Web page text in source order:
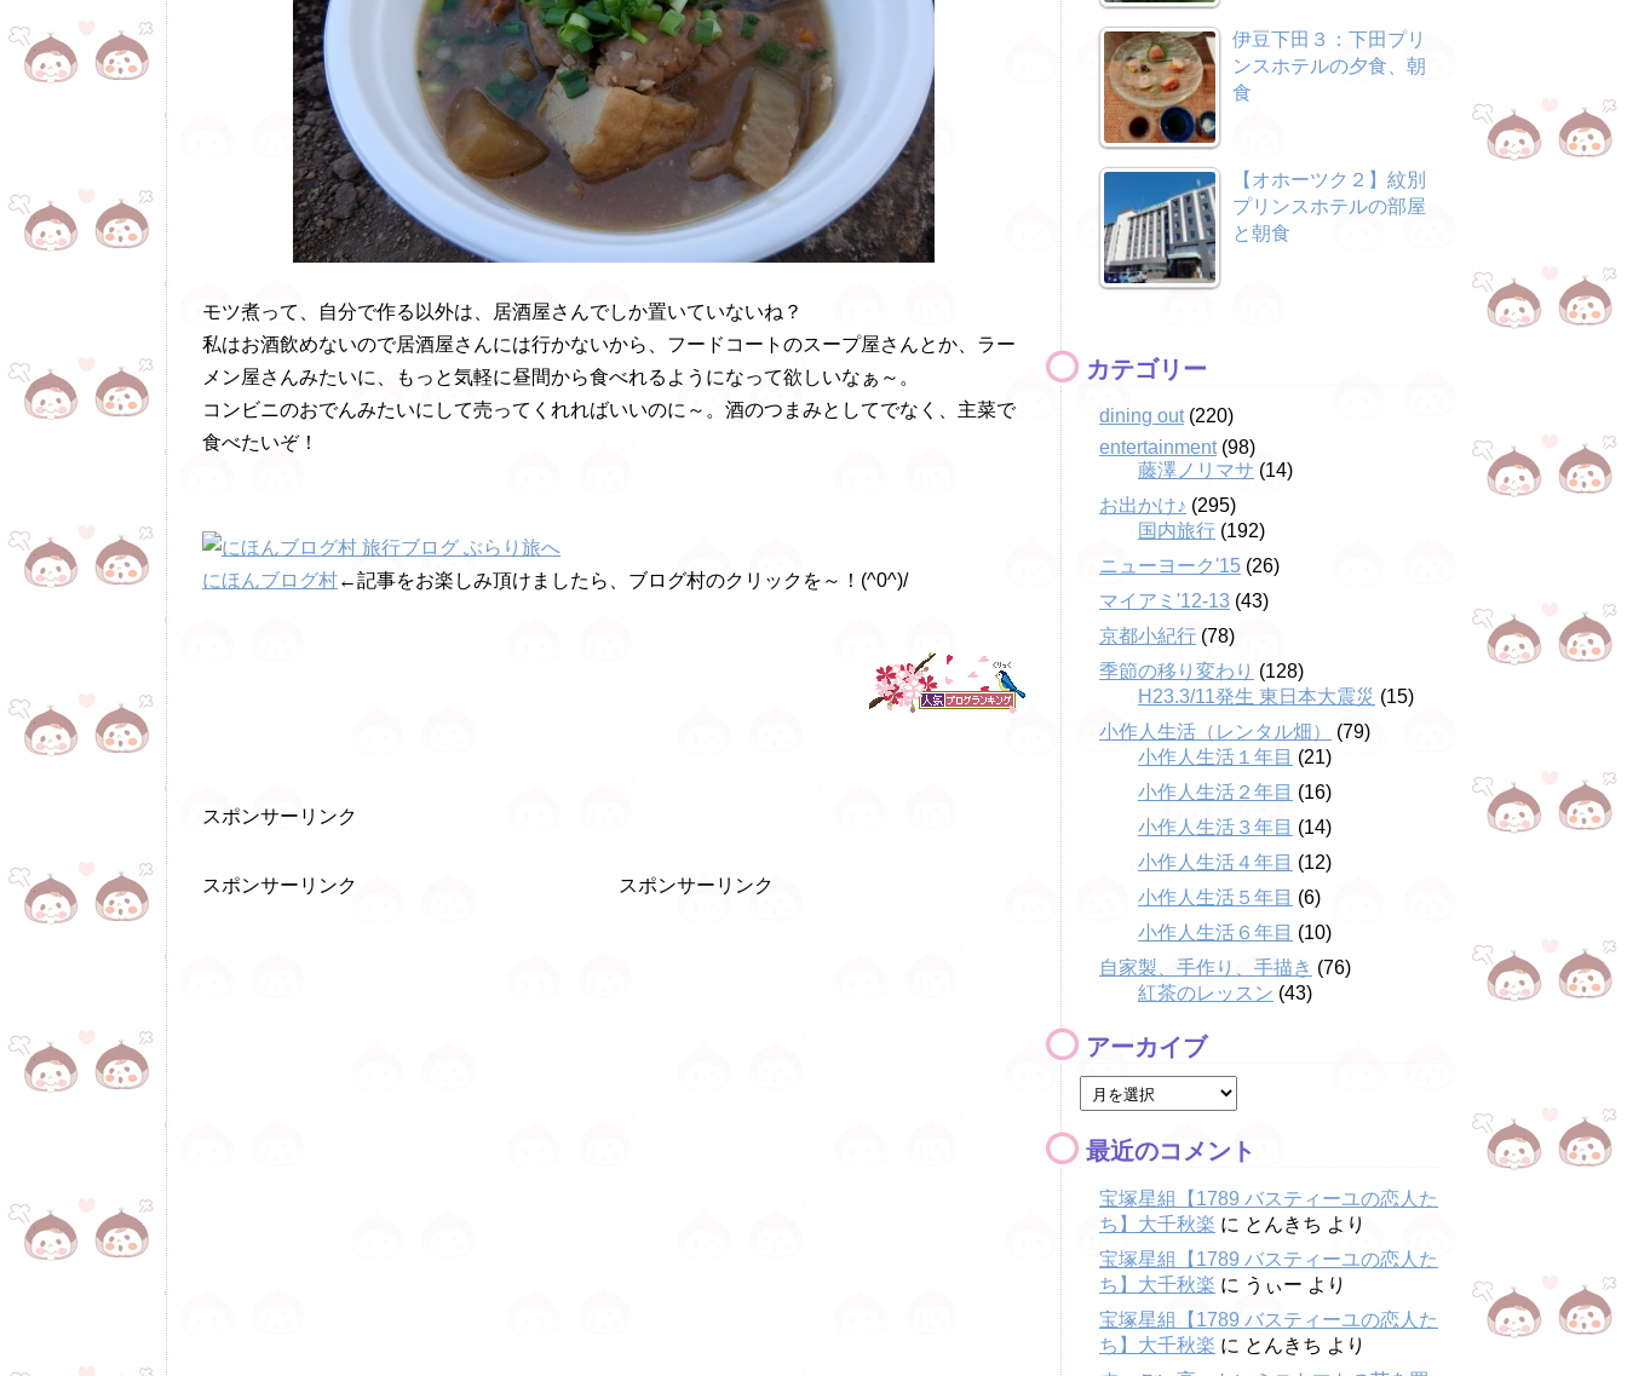
モツ煮って、自分で作る以外は、居酒屋さんでしか置いていないね？
私はお酒飲めないので居酒屋さんには行かないから、フードコートのスープ屋さんとか、ラー
メン屋さんみたいに、もっと気軽に昼間から食べれるようになって欲しいなぁ～。
コンビニのおでんみたいにして売ってくれればいいのに～。酒のつまみとしてでなく、主菜で
食べたいぞ！
にほんブログ村←記事をお楽しみ頂けましたら、ブログ村のクリックを～！(^0^)/
スポンサーリンク
スポンサーリンク スポンサーリンク
伊豆下田３：下田プリ
ンスホテルの夕食、朝
食
【オホーツク２】紋別
プリンスホテルの部屋
と朝食
カテゴリー
dining out(220)
entertainment(98)
藤澤ノリマサ (14)
お出かけ♪ (295)
国内旅行 (192)
ニューヨーク'15 (26)
マイアミ'12-13 (43)
京都小紀行 (78)
季節の移り変わり (128)
H23.3/11発生 東日本大震災 (15)
小作人生活（レンタル畑）
(79)
小作人生活１年目 (21)
小作人生活２年目 (16)
小作人生活３年目 (14)
小作人生活４年目 (12)
小作人生活５年目 (6)
小作人生活６年目 (10)
自家製、手作り、手描き (76)
紅茶のレッスン (43)
アーカイブ
最近のコメント
宝塚星組【1789 バスティーユの恋人た
ち】大千秋楽 に とんきち より
宝塚星組【1789 バスティーユの恋人た
ち】大千秋楽 に うぃー より
宝塚星組【1789 バスティーユの恋人た
ち】大千秋楽 に とんきち より